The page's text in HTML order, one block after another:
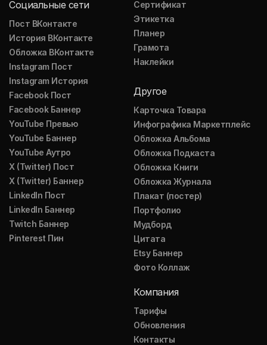
Социальные сети
Пост ВКонтакте
История ВКонтакте
Обложка ВКонтакте
Instagram Пост
Instagram История
Facebook Пост
Facebook Баннер
YouTube Превью
YouTube Баннер
YouTube Аутро
X (Twitter) Пост
X (Twitter) Баннер
LinkedIn Пост
LinkedIn Баннер
Twitch Баннер
Pinterest Пин
Сертификат
Этикетка
Планер
Грамота
Наклейки
Другое
Карточка Товара
Инфографика Маркетплейс
Обложка Альбома
Обложка Подкаста
Обложка Книги
Обложка Журнала
Плакат (постер)
Портфолио
Мудборд
Цитата
Etsy Баннер
Фото Коллаж
Компания
Тарифы
Обновления
Контакты